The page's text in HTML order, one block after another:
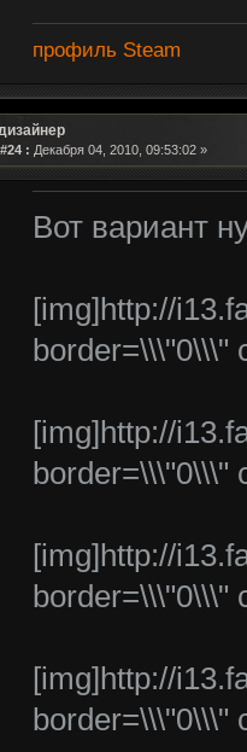
профиль Steam
: Декабря 04, 2010, 09:53:02 »
Вот вариант
[img]http://
border=\\\"0\\\"
[img]http://
border=\\\"0\\\"
[img]http://
border=\\\"0\\\"
[img]http://
border=\\\"0\\\"